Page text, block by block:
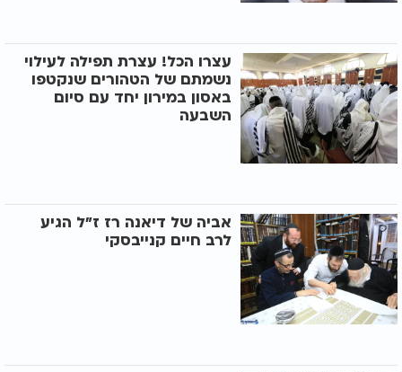
עצרו הכל! עצרת תפילה לעילוי
נשמתם של הטהורים שנקטפו
באסון במירון יחד עם סיום
השבעה
אביה של דיאנה רז ז"ל הגיע
לרב חיים קנייבסקי